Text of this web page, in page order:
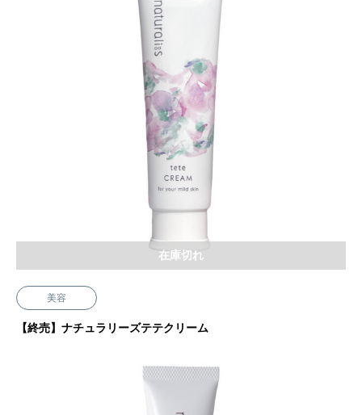
美容
【終売】ナチュラリーズテテクリーム
在庫切れ